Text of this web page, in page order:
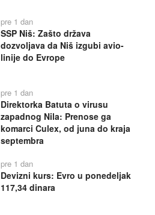
pre 1 dan
SSP Niš: Zašto država
dozvoljava da Niš izgubi avio-
linije do Evrope
pre 1 dan
Direktorka Batuta o virusu
zapadnog Nila: Prenose ga
komarci Culex, od juna do kraja
septembra
pre 1 dan
Devizni kurs: Evro u ponedeljak
117,34 dinara